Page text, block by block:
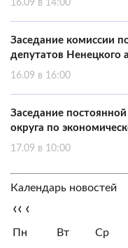
16.09 в 14:00
Заседание комиссии
депутатов Ненецкого
16.09 в 16:00
Заседание
округа по
17.09 в 10:00
Календарь новостей
‹‹ ‹
Пн Вт Ср